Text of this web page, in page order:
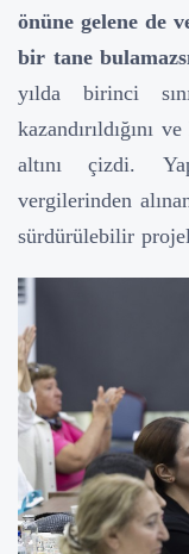
önüne gelene de
bir tane
yılda birinci
kazandırıldığını
altını çizdi.
vergilerinden
sürdürülebilir